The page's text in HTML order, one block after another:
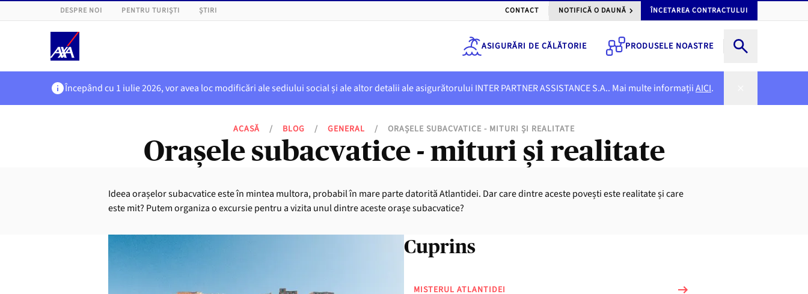
DESPRE NOI PENTRU TURIȘTI ȘTIRI CONTACT NOTIFICĂ O DAUNĂ ÎNCETAREA CONTRACTULUI
ASIGURĂRI DE CĂLĂTORIE PRODUSELE NOASTRE
Începând cu 1 iulie 2026, vor avea loc modificări ale sediului social și ale altor detalii ale asigurătorului INTER PARTNER ASSISTANCE S.A.. Mai multe informațiiAICI.
ACASĂ / BLOG / GENERAL / ORAȘELE SUBACVATICE - MITURI ȘI REALITATE
Orașele subacvatice - mituri și realitate
Ideea orașelor subacvatice este în mintea multora, probabil în mare parte datorită Atlantidei. Dar care dintre aceste povești este realitate și care
este mit? Putem organiza o excursie pentru a vizita unul dintre aceste orașe subacvatice?
Cuprins
MISTERUL ATLANTIDEI